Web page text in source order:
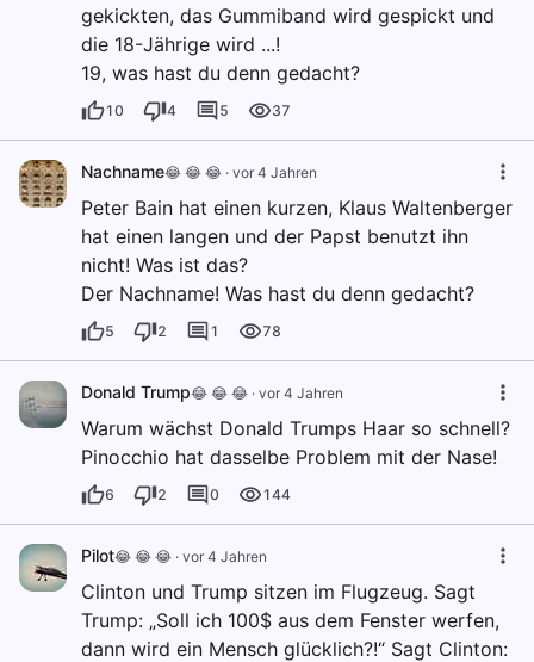
gekickten, das Gummiband wird gespickt und
die 18-Jährige wird ...!
19, was hast du denn gedacht?
10 4 5 37
Nachname😂 😂 😂 · vor 4 Jahren
Peter Bain hat einen kurzen, Klaus Waltenberger
hat einen langen und der Papst benutzt ihn
nicht! Was ist das?
Der Nachname! Was hast du denn gedacht?
5 2 1 78
Donald Trump😂 😂 😂 · vor 4 Jahren
Warum wächst Donald Trumps Haar so schnell?
Pinocchio hat dasselbe Problem mit der Nase!
6 2 0 144
Pilot😂 😂 😂 · vor 4 Jahren
Clinton und Trump sitzen im Flugzeug. Sagt
Trump: „Soll ich 100$ aus dem Fenster werfen,
dann wird ein Mensch glücklich?!“ Sagt Clinton: